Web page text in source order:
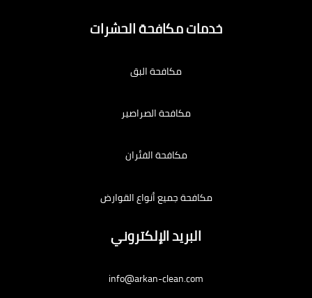
خدمات مكافحة الحشرات
مكافحة البق
مكافحة الصراصير
مكافحة الفئران
مكافحة جميع أنواع القوارض
البريد الإلكتروني
info@arkan-clean.com